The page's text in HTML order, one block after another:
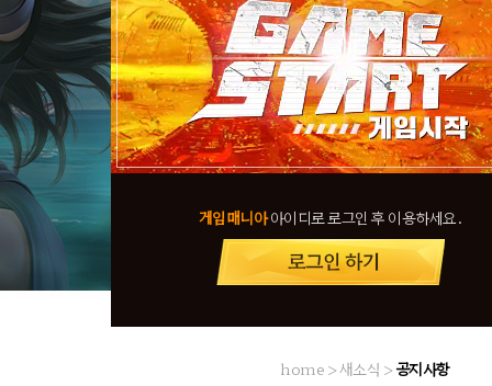
게임매니아아이디로 로그인 후 이용하세요.
home > 새소식 > 공지사항